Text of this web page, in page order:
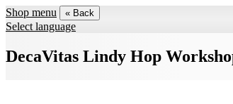
Shop menu « Back
Select language
DecaVitas Lindy Hop